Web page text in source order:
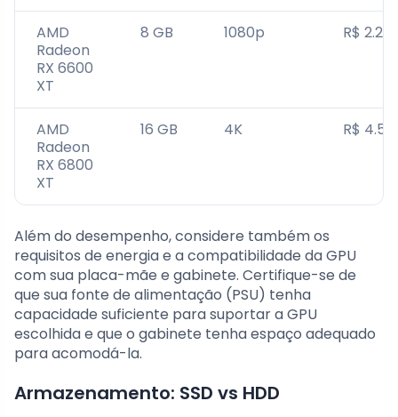
AMD
Radeon
RX 6600
XT
8 GB 1080p R$
AMD
Radeon
RX 6800
XT
16 GB 4K R$
Além do desempenho, considere também os
requisitos de energia e a compatibilidade da GPU
com sua placa-mãe e gabinete. Certifique-se de
que sua fonte de alimentação (PSU) tenha
capacidade suficiente para suportar a GPU
escolhida e que o gabinete tenha espaço adequado
para acomodá-la.
Armazenamento: SSD vs HDD